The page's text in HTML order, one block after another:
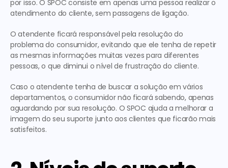
por isso. O SPOC consiste em apenas uma pessoa realizar o
atendimento do cliente, sem passagens de ligação.
O atendente ficará responsável pela resolução do
problema do consumidor, evitando que ele tenha de repetir
as mesmas informações muitas vezes para diferentes
pessoas, o que diminui o nível de frustração do cliente.
Caso o atendente tenha de buscar a solução em vários
departamentos, o consumidor não ficará sabendo, apenas
aguardando por sua resolução. O SPOC ajuda a melhorar a
imagem do seu suporte junto aos clientes que ficarão mais
satisfeitos.